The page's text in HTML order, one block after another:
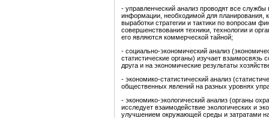
- управленческий анализ проводят все
информации, необходимой для планирования,
выработки стратегии и тактики по вопросам
совершенствования техники, технологии и
его являются коммерческой тайной;
- социально-экономический анализ
статистические органы) изучает взаимосвязь
друга и на экономические результаты
- экономико-статистический анализ
общественных явлений на разных уровнях
- экономико-экологический анализ (органы
исследует взаимодействие экологических и
улучшением окружающей среды и затратами